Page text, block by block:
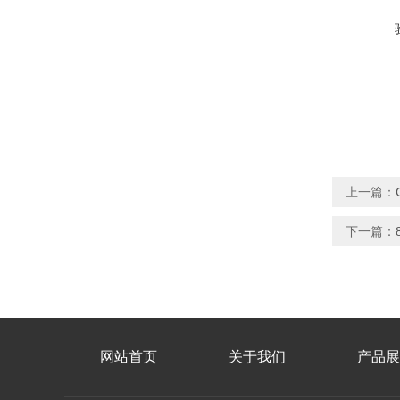
上一篇：
下一篇：
网站首页 关于我们 产品